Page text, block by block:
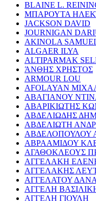
BLAINE L.
ΜΠΑΡΟΥΤΑ
JACKSON DAVID
JOURNIGAN
AKINOLA
ALGAER ILYA
ALTIPARMAK
ΆΝΘΗΣ ΧΡΗΣΤΟΣ
ARMOUR LOU
AFOLAYAN
ΑΒΑΓΙΑΝΟΥ
ΑΒΑΡΙΚΙΩΤΗΣ
ΑΒΔΕΛΙΩΔΗΣ
ΑΒΔΕΛΙΩΤΗ
ΑΒΔΕΛΟΠΟΥΛΟΥ
ΑΒΡΑΑΜΙΔΟΥ
ΑΓΑΘΟΚΛΕΟΥΣ
ΑΓΓΕΛΑΚΗ
ΑΓΓΕΛΑΚΗΣ
ΑΓΓΕΛΑΤΟΥ
ΑΓΓΕΛΗ
ΑΓΓΕΛΗ ΓΙΟΥΛΗ